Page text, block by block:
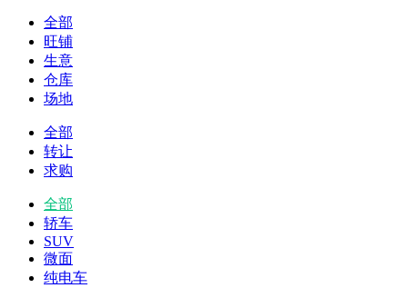
全部
旺铺
生意
仓库
场地
全部
转让
求购
全部
轿车
SUV
微面
纯电车